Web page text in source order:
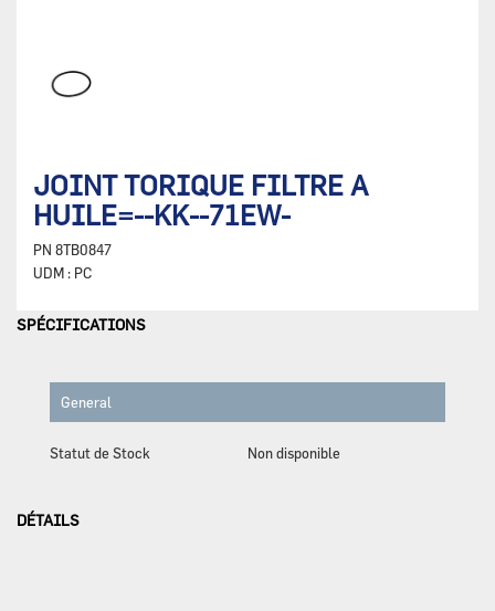
JOINT TORIQUE FILTRE A
HUILE=--KK--71EW-
PN 8TB0847
UDM : PC
SPÉCIFICATIONS
General
Statut de Stock Non disponible
DÉTAILS